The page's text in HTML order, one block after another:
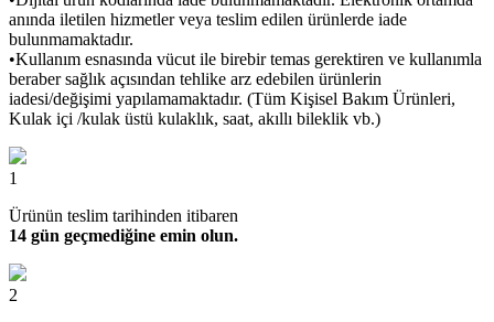
anında iletilen hizmetler veya teslim edilen ürünlerde iade
bulunmamaktadır.
•Kullanım esnasında vücut ile birebir temas gerektiren ve kullanımla
beraber sağlık açısından tehlike arz edebilen ürünlerin
iadesi/değişimi yapılamamaktadır. (Tüm Kişisel Bakım Ürünleri,
Kulak içi /kulak üstü kulaklık, saat, akıllı bileklik vb.)
1
Ürünün teslim tarihinden itibaren
14 gün geçmediğine emin olun.
2